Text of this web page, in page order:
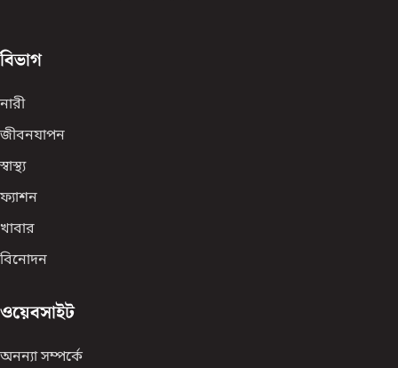
বিভাগ
নারী
জীবনযাপন
স্বাস্থ্য
ফ্যাশন
খাবার
বিনোদন
ওয়েবসাইট
অনন্যা সম্পর্কে